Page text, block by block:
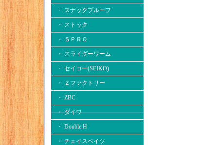
・ スナッグプルーフ
・ ストック
・ ＳＰＲＯ
・ スライダーワーム
・ セイコー(SEIKO)
・ Ｚファクトリー
・ ZBC
・ ダイワ
・ Double.H
・ チェイスベイツ